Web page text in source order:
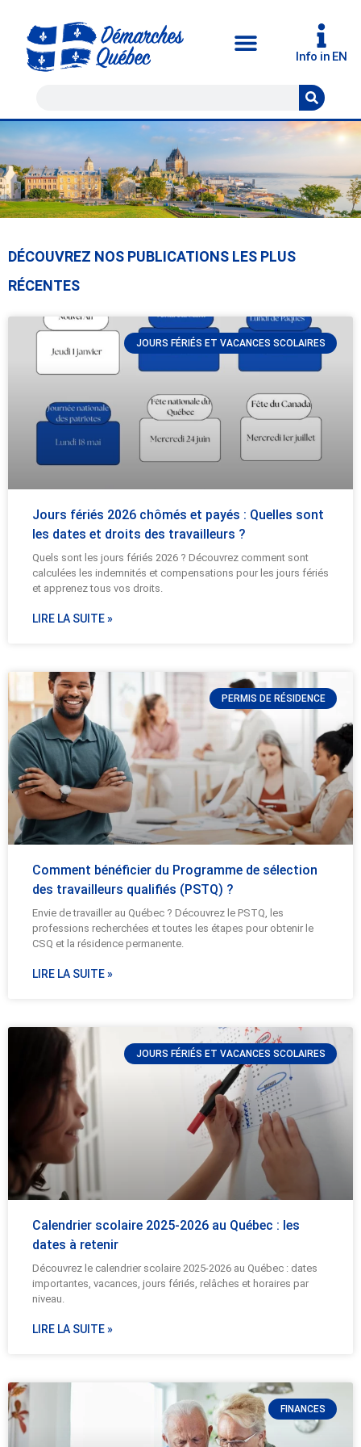
Info in EN
Vos démarches administratives au
DÉCOUVREZ NOS PUBLICATIONS LES PLUS
RÉCENTES
JOURS FÉRIÉS ET VACANCES SCOLAIRES
Jours fériés 2026 chômés et payés : Quelles sont
les dates et droits des travailleurs ?
Quels sont les jours fériés 2026 ? Découvrez comment sont
calculées les indemnités et compensations pour les jours fériés
et apprenez tous vos droits.
LIRE LA SUITE »
PERMIS DE RÉSIDENCE
Comment bénéficier du Programme de sélection
des travailleurs qualifiés (PSTQ) ?
Envie de travailler au Québec ? Découvrez le PSTQ, les
professions recherchées et toutes les étapes pour obtenir le
CSQ et la résidence permanente.
LIRE LA SUITE »
JOURS FÉRIÉS ET VACANCES SCOLAIRES
Calendrier scolaire 2025-2026 au Québec : les
dates à retenir
Découvrez le calendrier scolaire 2025-2026 au Québec : dates
importantes, vacances, jours fériés, relâches et horaires par
niveau.
LIRE LA SUITE »
FINANCES